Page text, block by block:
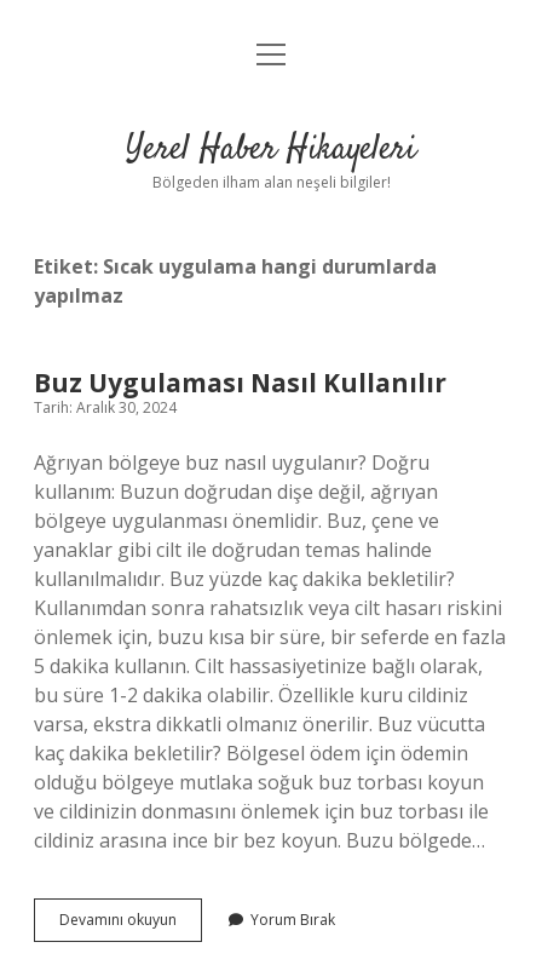
Anasayfa
Yasal Uyarı
menüyü
Yerel Haber Hikayeleri
Bölgeden ilham alan neşeli bilgiler!
Etiket: Sıcak uygulama hangi durumlarda
yapılmaz
Buz Uygulaması Nasıl Kullanılır
Tarih: Aralık 30, 2024
Ağrıyan bölgeye buz nasıl uygulanır? Doğru
kullanım: Buzun doğrudan dişe değil, ağrıyan
bölgeye uygulanması önemlidir. Buz, çene ve
yanaklar gibi cilt ile doğrudan temas halinde
kullanılmalıdır. Buz yüzde kaç dakika bekletilir?
Kullanımdan sonra rahatsızlık veya cilt hasarı riskini
önlemek için, buzu kısa bir süre, bir seferde en fazla
5 dakika kullanın. Cilt hassasiyetinize bağlı olarak,
bu süre 1-2 dakika olabilir. Özellikle kuru cildiniz
varsa, ekstra dikkatli olmanız önerilir. Buz vücutta
kaç dakika bekletilir? Bölgesel ödem için ödemin
olduğu bölgeye mutlaka soğuk buz torbası koyun
ve cildinizin donmasını önlemek için buz torbası ile
cildiniz arasına ince bir bez koyun. Buzu bölgede…
Devamını okuyun
Uygulaması
Yorum Bırak